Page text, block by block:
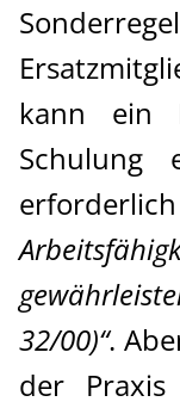
kann ein
Schulung
32/00)“.
der